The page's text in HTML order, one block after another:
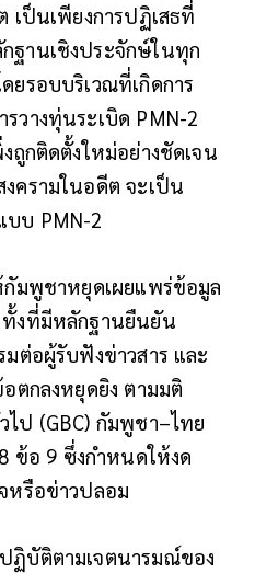
เป็นเพียงการปฏิเสธที่
ฐานเชิงประจักษ์ในทุก
ยรอบบริเวณที่เกิดการ
วางทุ่นระเบิด PMN-2
ถูกติดตั้งใหม่อย่างชัดเจน
ครามในอดีต จะเป็น
บ PMN-2
กัมพูชาหยุดเผยแพร่ข้อมูล
งที่มีหลักฐานยืนยัน
ต่อผู้รับฟังข่าวสาร และ
อตกลงหยุดยิง ตามมติ
ป (GBC) กัมพูชา–ไทย
ข้อ 9 ซึ่งกำหนดให้งด
หรือข่าวปลอม
บัติตามเจตนารมณ์ของ